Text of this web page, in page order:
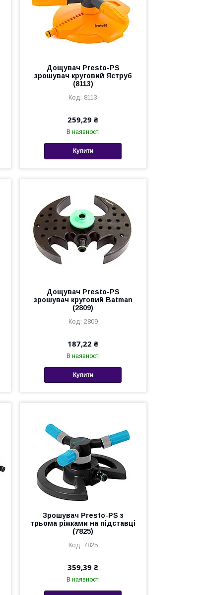
Дощувач Presto-PS
зрошувач круговий Яструб
(8113)
8113
259,29 ₴
В наявності
Купити
Дощувач Presto-PS
зрошувач круговий Batman
(2809)
2809
187,22 ₴
В наявності
Купити
Зрошувач Presto-PS з
трьома ріжками на підставці
(7825)
7825
359,39 ₴
В наявності